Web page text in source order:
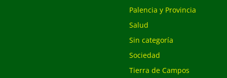
Palencia y Provincia
Salud
Sin categoría
Sociedad
Tierra de Campos